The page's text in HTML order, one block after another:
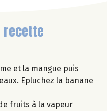
recette
et la mangue puis
Epluchez la banane
fruits à la vapeur